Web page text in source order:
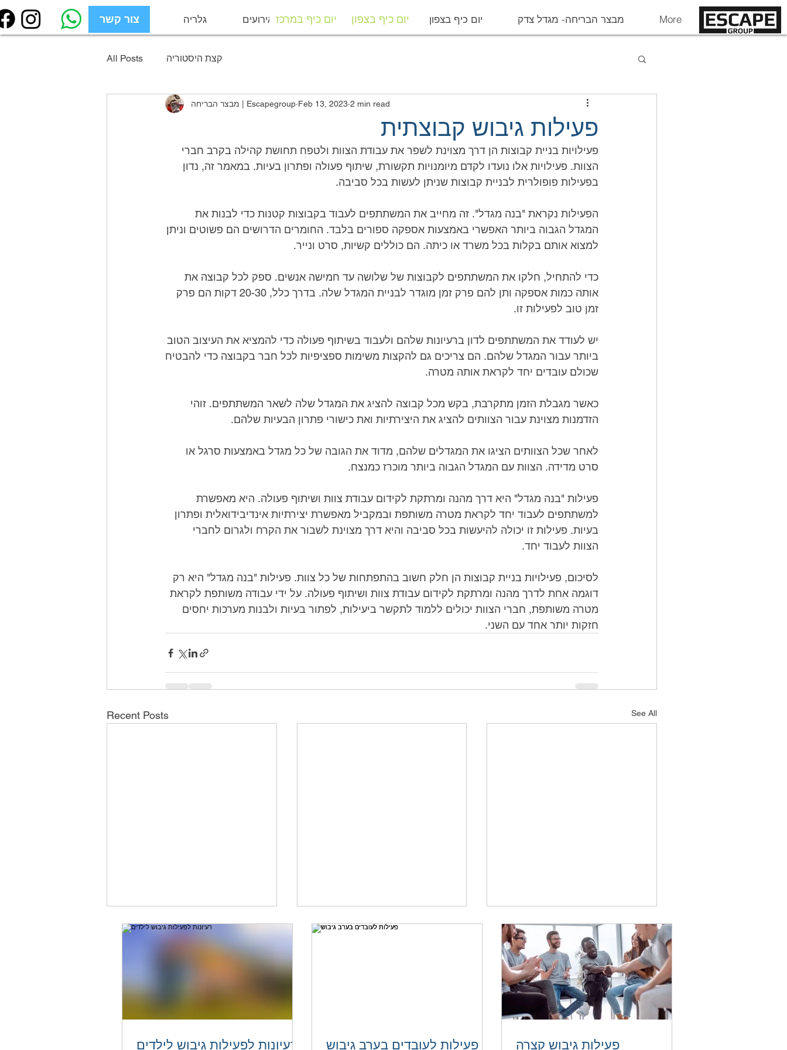
צור קשר גלריה מפיקי אירועים יום כיף במרכז יום כיף בצפון מבצר הבריחה- מגדל צדק More יום כיף בצפון צור קשר יום כיף במרכז
All Posts קצת היסטוריה
פעילות גיבוש קבוצתית
מבצר הבריחה | Escapegroup Feb 13, 2023 2 min read
בפעילות פופולרית לבניית קבוצות שניתן לעשות בכל סביבה.
למצוא אותם בקלות בכל משרד או כיתה. הם כוללים קשיות, סרט ונייר.
זמן טוב לפעילות זו.
שכולם עובדים יחד לקראת אותה מטרה.
הזדמנות מצוינת עבור הצוותים להציג את היצירתיות ואת כישורי פתרון הבעיות שלהם.
סרט מדידה. הצוות עם המגדל הגבוה ביותר מוכרז כמנצח.
הצוות לעבוד יחד.
חזקות יותר אחד עם השני.
Recent Posts See All
רעיונות לפעילות גיבוש לילדים
פעילות גיבוש קצרה
רעיונות לפעילות גיבוש לילדים פעילות לעובדים בערב גיבוש פעילות גיבוש קצרה